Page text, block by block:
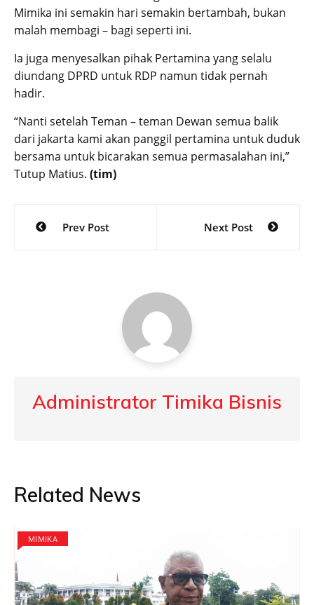
Mimika ini semakin hari semakin bertambah, bukan
malah membagi – bagi seperti ini.
Ia juga menyesalkan pihak Pertamina yang selalu
diundang DPRD untuk RDP namun tidak pernah
hadir.
“Nanti setelah Teman – teman Dewan semua balik
dari jakarta kami akan panggil pertamina untuk duduk
bersama untuk bicarakan semua permasalahan ini,”
Tutup Matius. (tim)
Post
navigation
Prev Post Next Post
Administrator Timika Bisnis
Related News
MIMIKA